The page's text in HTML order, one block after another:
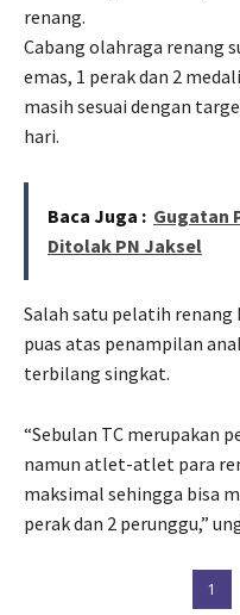
renang.
Cabang olahraga renang
emas, 1 perak dan 2
masih sesuai dengan
hari.
Baca Juga : Gugatan
Ditolak PN Jaksel
Salah satu pelatih renang
puas atas penampilan
terbilang singkat.
“Sebulan TC merupakan
namun atlet-atlet para
maksimal sehingga bisa
perak dan 2 perunggu,”
1